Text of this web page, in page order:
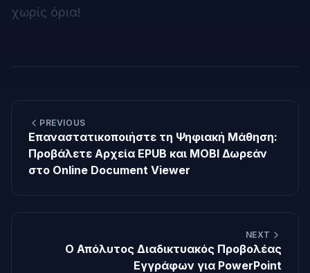
χωρίς όρια!
PREVIOUS
Επαναστατικοποιήστε τη Ψηφιακή Μάθηση:
Προβάλετε Αρχεία EPUB και MOBI Δωρεάν
στο Online Document Viewer
NEXT
Ο Απόλυτος Διαδικτυακός Προβολέας
Εγγράφων για PowerPoint